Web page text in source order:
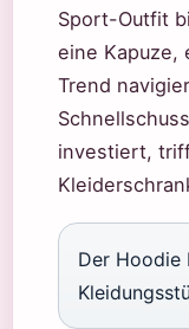
Sport-Outfit
eine Kapuze,
Trend
investiert,
Der Hoodie